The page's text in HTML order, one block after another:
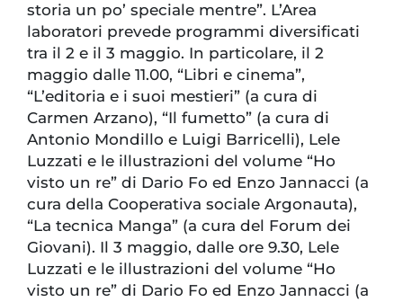
storia un po’ speciale mentre”. L’Area
laboratori prevede programmi diversificati
tra il 2 e il 3 maggio. In particolare, il 2
maggio dalle 11.00, “Libri e cinema”,
“L’editoria e i suoi mestieri” (a cura di
Carmen Arzano), “Il fumetto” (a cura di
Antonio Mondillo e Luigi Barricelli), Lele
Luzzati e le illustrazioni del volume “Ho
visto un re” di Dario Fo ed Enzo Jannacci (a
cura della Cooperativa sociale Argonauta),
“La tecnica Manga” (a cura del Forum dei
Giovani). Il 3 maggio, dalle ore 9.30, Lele
Luzzati e le illustrazioni del volume “Ho
visto un re” di Dario Fo ed Enzo Jannacci (a